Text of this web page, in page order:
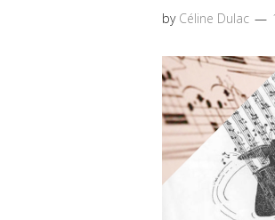
by Céline Dulac